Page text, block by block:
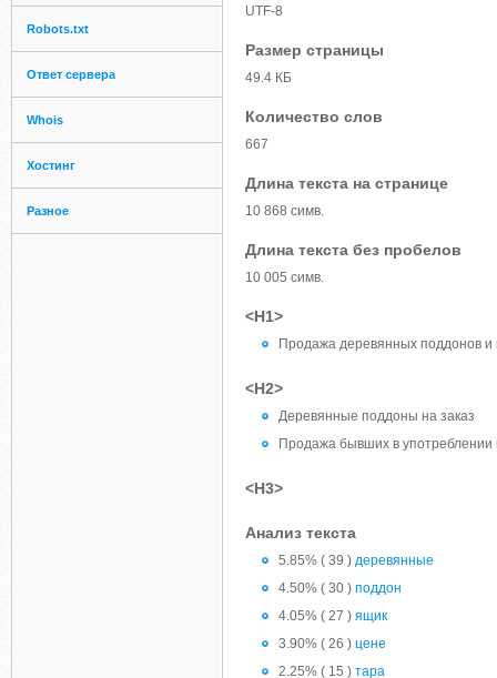
Robots.txt
Ответ сервера
Whois
Хостинг
Разное
UTF-8
Размер страницы
49.4 КБ
Количество слов
667
Длина текста на странице
10 868 симв.
Длина текста без пробелов
10 005 симв.
<H1>
Продажа деревянных поддонов и
<H2>
Деревянные поддоны на заказ
Продажа бывших в употреблении
<H3>
Анализ текста
5.85% ( 39 ) деревянные
4.50% ( 30 ) поддон
4.05% ( 27 ) ящик
3.90% ( 26 ) цене
2.25% ( 15 ) тара